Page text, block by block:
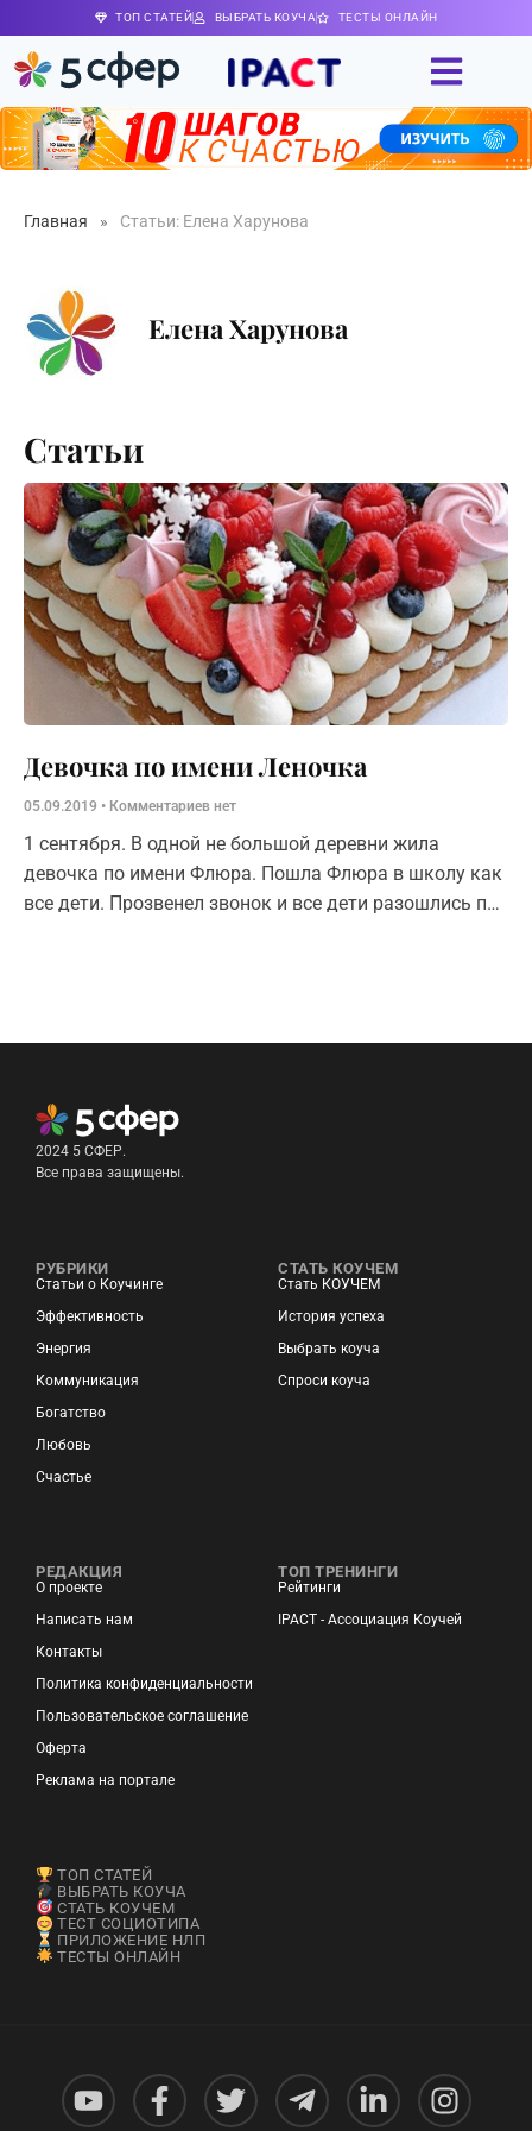
ТОП СТАТЕЙ ВЫБРАТЬ КОУЧА ТЕСТЫ ОНЛАЙН
Главная » Статьи: Елена Харунова
Елена Харунова
Статьи
Девочка по имени Леночка
05.09.2019 Комментариев нет
1 сентября. В одной не большой деревни жила
девочка по имени Флюра. Пошла Флюра в школу как
все дети. Прозвенел звонок и все дети разошлись по
2024 5 СФЕР.
Все права защищены.
РУБРИКИ
Статьи о Коучинге
Эффективность
Энергия
Коммуникация
Богатство
Любовь
Счастье
СТАТЬ КОУЧЕМ
Стать КОУЧЕМ
История успеха
Выбрать коуча
Спроси коуча
РЕДАКЦИЯ
О проекте
Написать нам
Контакты
Политика конфиденциальности
Пользовательское соглашение
Оферта
Реклама на портале
ТОП ТРЕНИНГИ
Рейтинги
IPACT - Ассоциация Коучей
ТОП СТАТЕЙ
ВЫБРАТЬ КОУЧА
СТАТЬ КОУЧЕМ
ТЕСТ СОЦИОТИПА
ПРИЛОЖЕНИЕ НЛП
ТЕСТЫ ОНЛАЙН